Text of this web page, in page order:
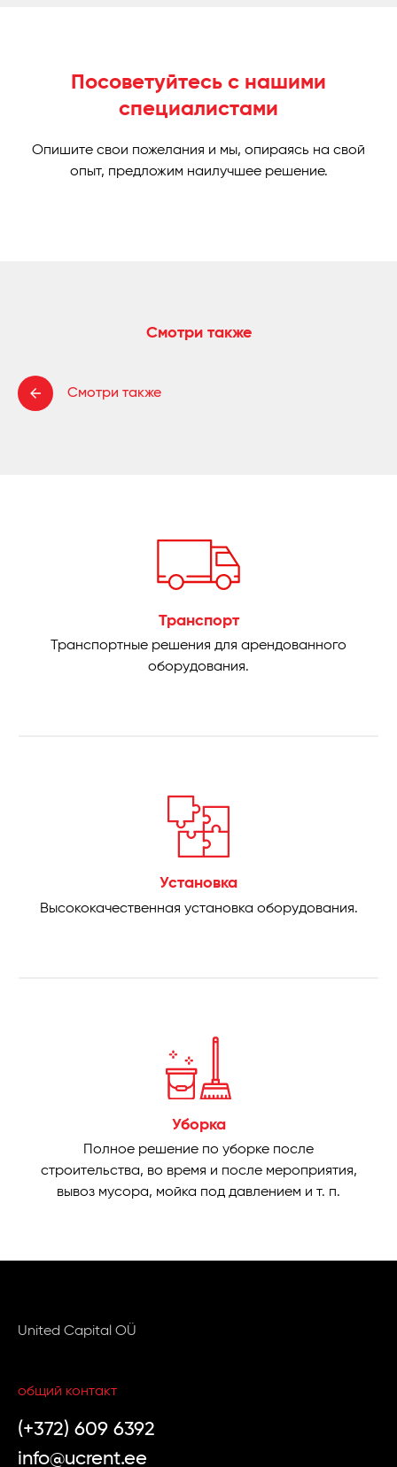
Посоветуйтесь с нашими
специалистами
Опишите свои пожелания и мы, опираясь на свой
опыт, предложим наилучшее решение.
Смотри также
Смотри также
Транспорт
Транспортные решения для арендованного
оборудования.
Установка
Высококачественная установка оборудования.
Уборка
Полное решение по уборке после
строительства, во время и после мероприятия,
вывоз мусора, мойка под давлением и т. п.
United Capital OÜ
общий контакт
(+372) 609 6392
info@ucrent.ee